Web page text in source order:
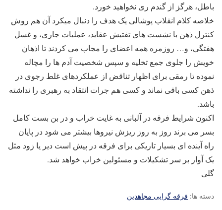
باطل، هرگز از گندم ری نخواهید خورد.
خلاصه کلام انقلاب پوشالی یک هدف را دنبال میکرد آن هم روش
کنترل ذهن با نشست های تفتیش عقاید، عملیات جاری، و غسل
هفتگی، و… روزمره همه اعضای را مجاب می کردند تا اذهان
خویش را جلوی جمع تخلیه و سپس شخصیت آدم ها را مچاله
نموده تا رمقی برای اظهار تناقض از عملکردهای غلط رجوی در
ذهن کسی باقی نماند و کسی هم جرات انتقاد به رهبری را نداشته
باشد.
اکنون شرایط فرقه در آلبانی به غایت خراب و در بن بست کامل
بسر می برند روز به روز ریزش نیروها بیشتر می شود در پایان
راه آینده ای بسیار تاریکی برای فرقه در پیش است دیر یا زود مثل
یک آوار بر سر تشکیلات و مسئولین خراب خواهد شد.
گلی
دسته ها: فرقه گرایی مجاهدین